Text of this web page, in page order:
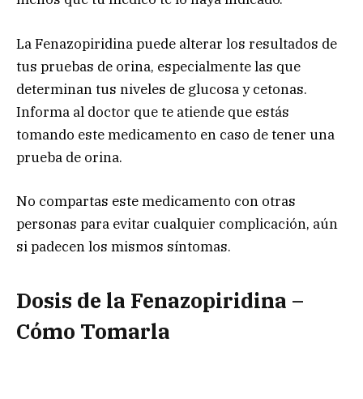
La Fenazopiridina puede alterar los resultados de
tus pruebas de orina, especialmente las que
determinan tus niveles de glucosa y cetonas.
Informa al doctor que te atiende que estás
tomando este medicamento en caso de tener una
prueba de orina.
No compartas este medicamento con otras
personas para evitar cualquier complicación, aún
si padecen los mismos síntomas.
Dosis de la Fenazopiridina –
Cómo Tomarla